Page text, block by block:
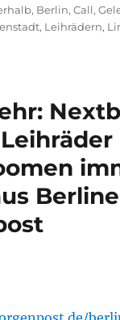
am
, Berlin,Call,
, Leihrädern,